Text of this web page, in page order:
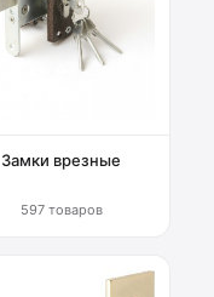
Замки врезные
597 товаров